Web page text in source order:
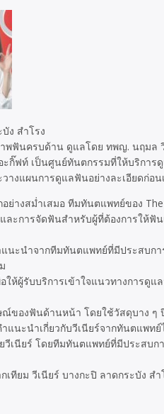
ง สำโรง
พฟันครบด้าน ดูแลโดย ทพญ. นฤมล
ะกิ๊ฟท์ เป็นศูนย์ทันตกรรมที่ให้บริก
างแผนการดูแลฟันอย่างละเอียดก่
ย่างสม่ำเสมอ ทีมทันตแพทย์ของ
ะการจัดฟันสำหรับผู้ที่ต้องการให้ฟัน
แนะนำจากทีมทันตแพทย์ที่มีประสบ
ห้ผู้รับบริการเข้าใจแนวทางการดู
ณ์ของฟันด้านหน้า โดยใช้วัสดุบา
แนะนำเกี่ยวกับวีเนียร์จากทันตแพ
วีเนียร์ โดยทีมทันตแพทย์ที่มีประส
ทียม วีเนียร์ บางกะปิ ลาดกระบัง สำ